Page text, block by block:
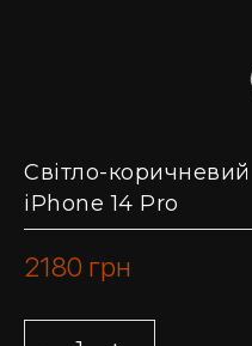
Світло-
iPhone 14 Pro
2180 грн